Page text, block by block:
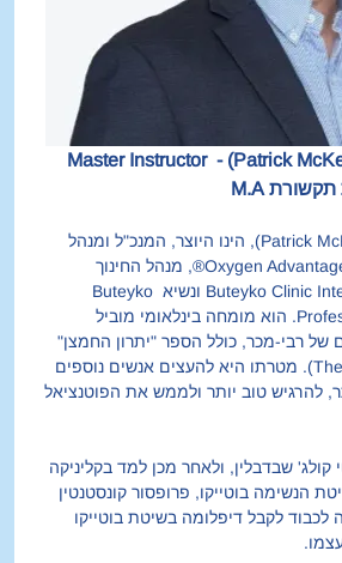
פטריק מקיואן (Patrick McKeown) - Master Instructor
פטריק מקיואן (Patrick McKeown), הינו היוצר, המנכ"ל ומנהל
ההדרכה וההכשרה ב-Oxygen Advantage®, מנהל החינוך
וההכשרה ב-Buteyko Clinic International ונשיא Buteyko
Professionals International. הוא מומחה בינלאומי מוביל
של רבי-מכר, כולל הספר "יתרון החמצן"
(The Oxygen Advantage). מטרתו היא להעצים אנשים נוספים
להרגיש טוב יותר ולממש את הפוטנציאל
קולג' שבדבלין, ולאחר מכן למד בקליניקה
הנשימה בוטייקו, פרופסור קונסטנטין
לכבוד לקבל דיפלומה בשיטת בוטייקו